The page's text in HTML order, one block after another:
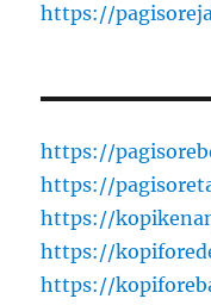
https://
https://
https://
https://
https://
https://